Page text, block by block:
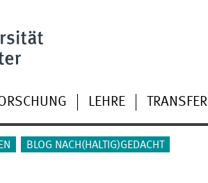
LEHRE TRANSFER
BLOG NACH(HALTIG)GEDACHT